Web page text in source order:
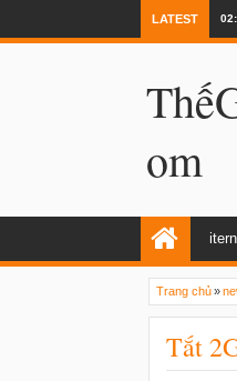
LATEST
om
Trang chủ»
Tắt